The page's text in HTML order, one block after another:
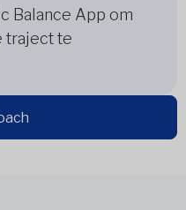
Balance App om
traject te